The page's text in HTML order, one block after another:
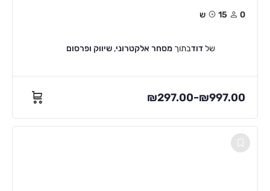
0 15ש
שלדודבתוך מסחר אלקטרוני, שיווק ופרסום
₪297.00–₪997.00